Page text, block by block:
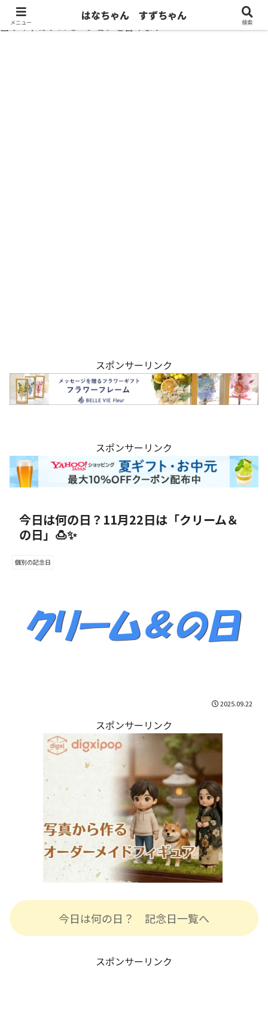
当サイトはプロモーションを含みます
スポンサーリンク
スポンサーリンク
今日は何の日？11月22日は「クリーム＆
の日」🍮✨
個別の記念日
2025.09.22
スポンサーリンク
今日は何の日？ 記念日一覧へ
スポンサーリンク
メニュー
はなちゃん すずちゃん
検索